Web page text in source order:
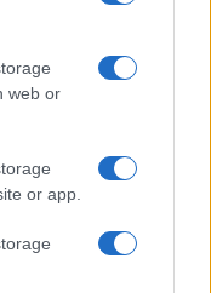
web or
or app.